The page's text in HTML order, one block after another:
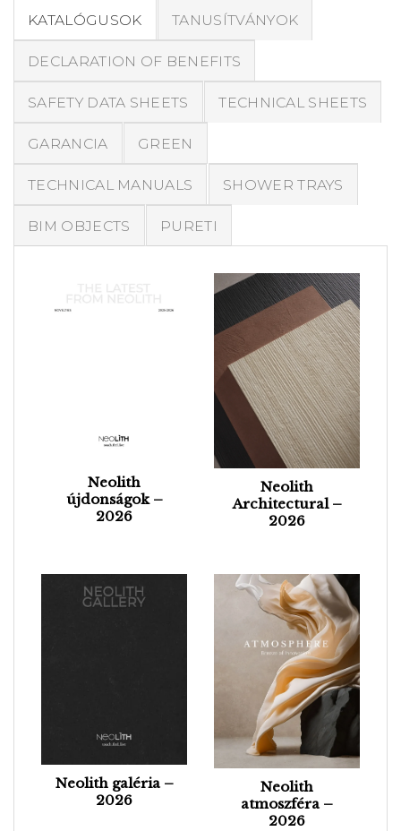
KATALÓGUSOK TANUSÍTVÁNYOK
DECLARATION OF BENEFITS
SAFETY DATA SHEETS TECHNICAL SHEETS
GARANCIA GREEN
TECHNICAL MANUALS SHOWER TRAYS
BIM OBJECTS PURETI
Neolith
újdonságok –
2026
Neolith
Architectural –
2026
Neolith galéria –
2026
Neolith
atmoszféra –
2026